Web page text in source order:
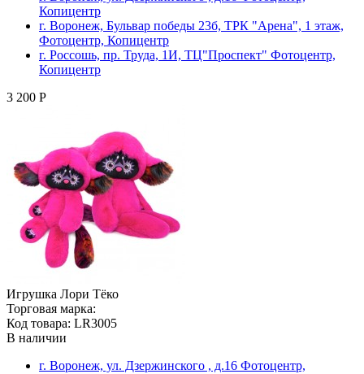
Копицентр
г. Воронеж, Бульвар победы 23б, ТРК "Арена", 1 этаж,
Фотоцентр, Копицентр
г. Россошь, пр. Труда, 1И, ТЦ"Проспект" Фотоцентр,
Копицентр
3 200 Р
Игрушка Лори Тёко
Торговая марка:
Код товара: LR3005
В наличии
г. Воронеж, ул. Дзержинского , д.16 Фотоцентр,